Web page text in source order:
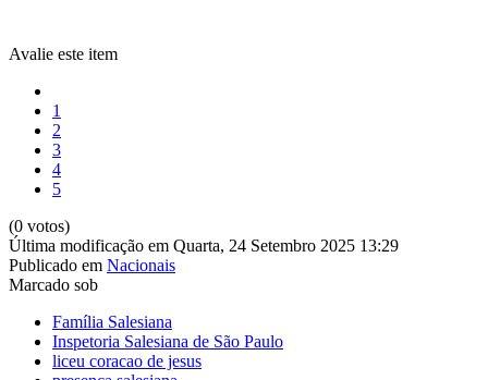
Avalie este item
1
2
3
4
5
(0 votos)
Última modificação em Quarta, 24 Setembro 2025 13:29
Publicado em Nacionais
Marcado sob
Família Salesiana
Inspetoria Salesiana de São Paulo
liceu coracao de jesus